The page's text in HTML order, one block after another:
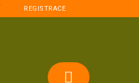
REGISTRACE